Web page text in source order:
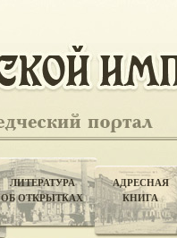
ЛИТЕРАТУРА
ОБ ОТКРЫТКАХ
АДРЕСНАЯ
КНИГА